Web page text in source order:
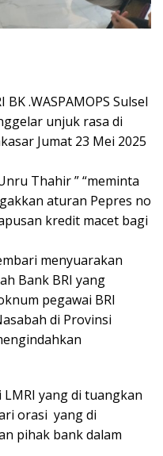
BK .WASPAMOPS Sulsel
unjuk rasa di
Jumat 23 Mei 2025
Thahir ” “meminta
aturan Pepres no
kredit macet bagi
menyuarakan
Bank BRI yang
pegawai BRI
di Provinsi
yang di tuangkan
orasi yang di
pihak bank dalam